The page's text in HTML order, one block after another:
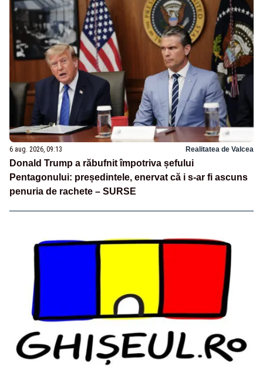
6 aug. 2026, 09:13 Realitatea de Valcea
Donald Trump a răbufnit împotriva șefului
Pentagonului: președintele, enervat că i s-ar fi ascuns
penuria de rachete – SURSE